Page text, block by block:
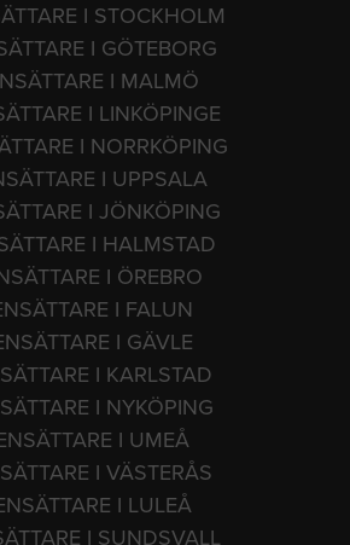
I STOCKHOLM
I GÖTEBORG
I MALMÖ
I LINKÖPINGE
I NORRKÖPING
I UPPSALA
I JÖNKÖPING
I HALMSTAD
I ÖREBRO
I FALUN
I GÄVLE
I KARLSTAD
I NYKÖPING
I UMEÅ
I VÄSTERÅS
I LULEÅ
I SUNDSVALL